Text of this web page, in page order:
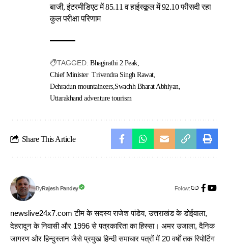
बाजी, इंटरमीडिएट में 85.11 व हाईस्कूल में 92.10 फीसदी रहा
कुल परीक्षा परिणाम
TAGGED: Bhagirathi 2 Peak
Chief Minister Trivendra Singh Rawat
Dehradun mountaineers Swachh Bharat Abhiyan
Uttarakhand adventure tourism
Share This Article
ByRajesh Pandey Follow:
newslive24x7.com टीम के सदस्य राजेश पांडेय, उत्तराखंड के डोईवाला,
देहरादून के निवासी और 1996 से पत्रकारिता का हिस्सा। अमर उजाला, दैनिक
जागरण और हिन्दुस्तान जैसे प्रमुख हिन्दी समाचार पत्रों में 20 वर्षों तक रिपोर्टिंग